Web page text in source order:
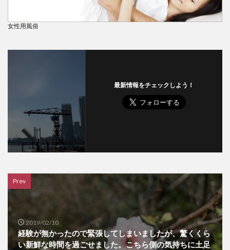
女性用風俗
最新情報をチェックしよう！
Prev
2019/02/10
経験が無かったので緊張してしまいましたが、驚くくら
い新鮮な時間を過ごせました。こちら側の気持ちに土足